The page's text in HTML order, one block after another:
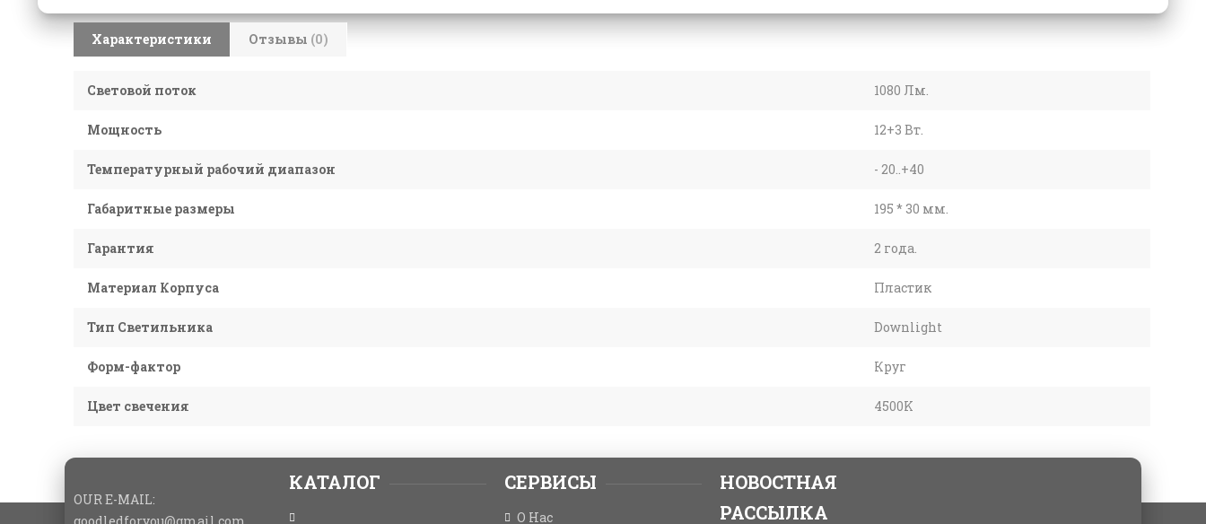
Характеристики Отзывы (0)
Световой поток 1080 Лм.
Мощность 12+3 Вт.
Температурный рабочий диапазон - 20..+40
Габаритные размеры 195 * 30 мм.
Гарантия 2 года.
Материал Корпуса Пластик
Тип Светильника Downlight
Форм-фактор Круг
Цвет свечения 4500K
OUR E-MAIL:
КАТАЛОГ СЕРВИСЫ
О Нас
НОВОСТНАЯ
РАССЫЛКА